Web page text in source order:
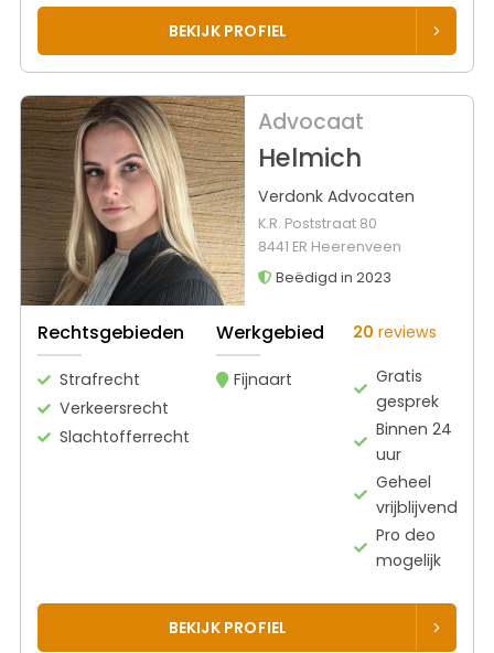
BEKIJK PROFIEL
Advocaat
Helmich
Verdonk Advocaten
K.R. Poststraat 80
8441 ER Heerenveen
Beëdigd in 2023
Rechtsgebieden
Strafrecht
Verkeersrecht
Slachtofferrecht
Werkgebied
Fijnaart
20 reviews
Gratis
gesprek
Binnen 24
uur
Geheel
vrijblijvend
Pro deo
mogelijk
BEKIJK PROFIEL